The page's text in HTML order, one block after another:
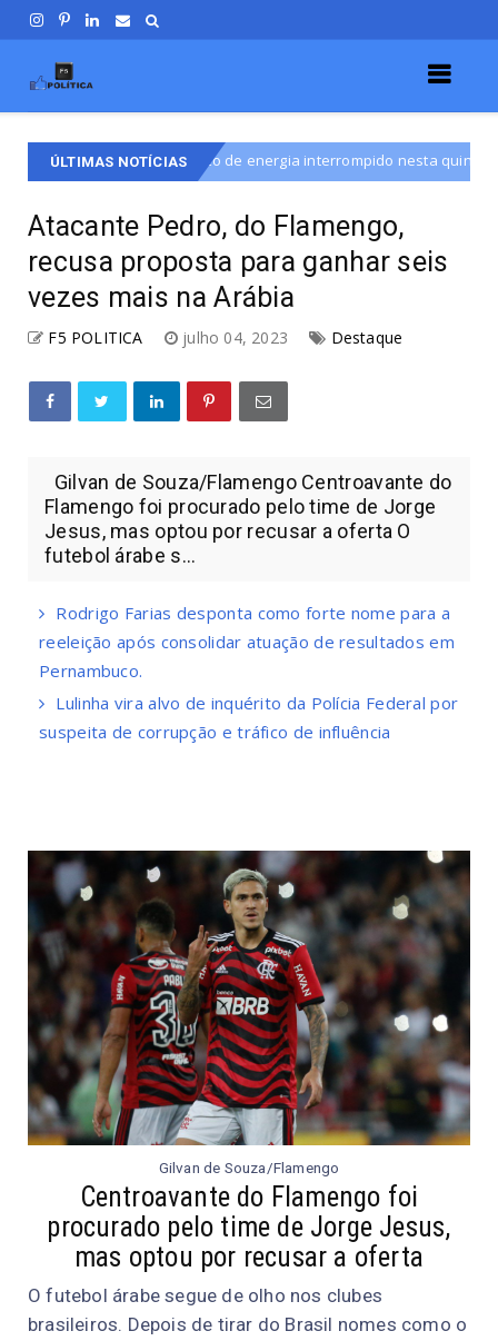
ÚLTIMAS NOTÍCIAS
de energia interrompido nesta quinta-feira (6)
Atacante Pedro, do Flamengo,
recusa proposta para ganhar seis
vezes mais na Arábia
F5 POLITICA julho 04, 2023 Destaque
Gilvan de Souza/Flamengo Centroavante do
Flamengo foi procurado pelo time de Jorge
Jesus, mas optou por recusar a oferta O
futebol árabe s...
Rodrigo Farias desponta como forte nome para a
reeleição após consolidar atuação de resultados em
Pernambuco.
Lulinha vira alvo de inquérito da Polícia Federal por
suspeita de corrupção e tráfico de influência
Gilvan de Souza/Flamengo
Centroavante do Flamengo foi
procurado pelo time de Jorge Jesus,
mas optou por recusar a oferta
O futebol árabe segue de olho nos clubes
brasileiros. Depois de tirar do Brasil nomes como o